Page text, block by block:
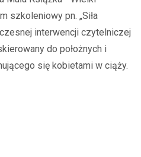
szkoleniowy pn. „Siła
interwencji czytelniczej
do położnych i
się kobietami w ciąży.